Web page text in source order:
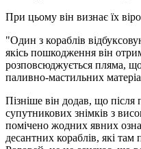
При цьому він визнає їх
"Один з кораблів
якісь пошкодження він
розповсюджується пляма,
паливно-мастильних
Пізніше він додав, що після
супутникових знімків з
помічено жодних явних
десантних кораблів, які